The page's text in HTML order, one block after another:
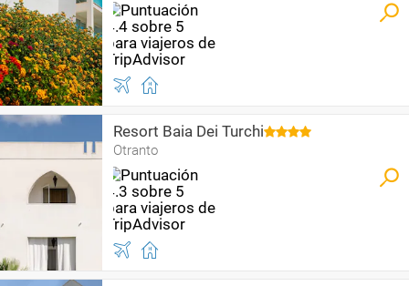
Resort Baia Dei Turchi
Otranto